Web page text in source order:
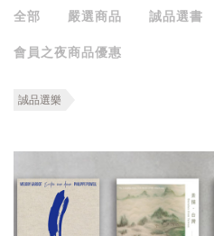
全部 嚴選商品 誠品選書
會員之夜商品優惠
誠品選樂